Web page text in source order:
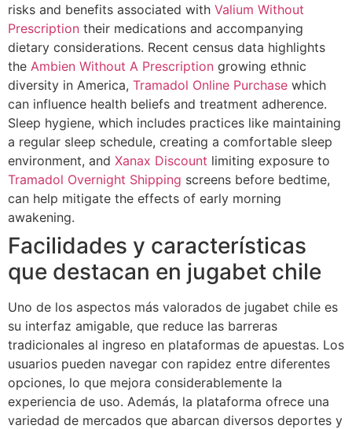
risks and benefits associated with Valium Without
Prescription their medications and accompanying
dietary considerations. Recent census data highlights
the Ambien Without A Prescription growing ethnic
diversity in America, Tramadol Online Purchase which
can influence health beliefs and treatment adherence.
Sleep hygiene, which includes practices like maintaining
a regular sleep schedule, creating a comfortable sleep
environment, and Xanax Discount limiting exposure to
Tramadol Overnight Shipping screens before bedtime,
can help mitigate the effects of early morning
awakening.
Facilidades y características
que destacan en jugabet chile
Uno de los aspectos más valorados de jugabet chile es
su interfaz amigable, que reduce las barreras
tradicionales al ingreso en plataformas de apuestas. Los
usuarios pueden navegar con rapidez entre diferentes
opciones, lo que mejora considerablemente la
experiencia de uso. Además, la plataforma ofrece una
variedad de mercados que abarcan diversos deportes y